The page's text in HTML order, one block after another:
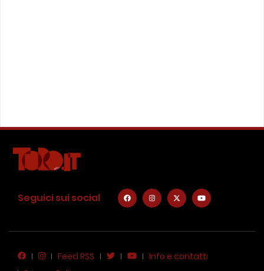
Seguici sui social
Feed RSS
Info e contatti